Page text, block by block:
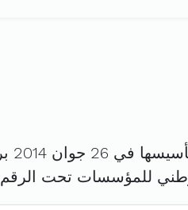
26 جوان 2014 برأس مال قدره
للمؤسسات تحت الرقم